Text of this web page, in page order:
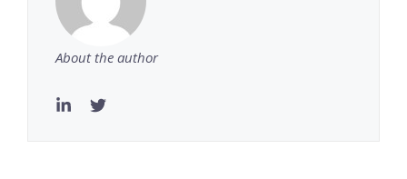
About the author